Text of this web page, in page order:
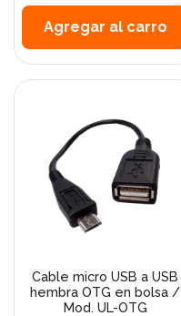
Agregar al carro
Cable micro USB a USB
hembra OTG en bolsa /
Mod. UL-OTG